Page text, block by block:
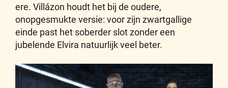
ere. Villázon houdt het bij de oudere,
onopgesmukte versie: voor zijn zwartgallige
einde past het soberder slot zonder een
jubelende Elvira natuurlijk veel beter.